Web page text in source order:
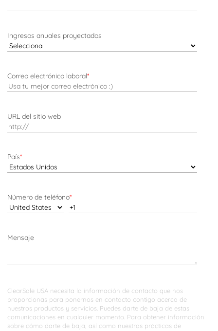
Ingresos anuales proyectados
Correo electrónico laboral*
URL del sitio web
País*
Número de teléfono*
Mensaje
ClearSale USA necesita la información de contacto que nos
proporcionas para ponernos en contacto contigo acerca de
nuestros productos y servicios. Puedes darte de baja de estas
comunicaciones en cualquier momento. Para obtener información
sobre cómo darte de baja, así como nuestras prácticas de